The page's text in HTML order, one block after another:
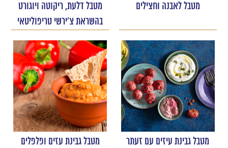
מטבל לאבנה וחצילים
מטבל דלעת, ריקוטה ויוגורט
בהשראת צ'ירשי טריפוליטאי
מטבל גבינת עיזים עם זעתר
מטבל גבינת עזים ופלפלים